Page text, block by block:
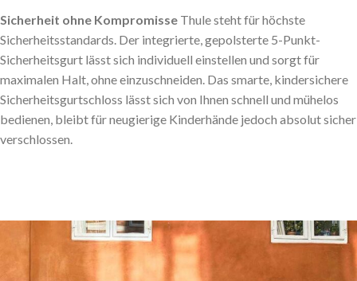
Sicherheit ohne Kompromisse Thule steht für höchste
Sicherheitsstandards. Der integrierte, gepolsterte 5-Punkt-
Sicherheitsgurt lässt sich individuell einstellen und sorgt für
maximalen Halt, ohne einzuschneiden. Das smarte, kindersichere
Sicherheitsgurtschloss lässt sich von Ihnen schnell und mühelos
bedienen, bleibt für neugierige Kinderhände jedoch absolut sicher
verschlossen.